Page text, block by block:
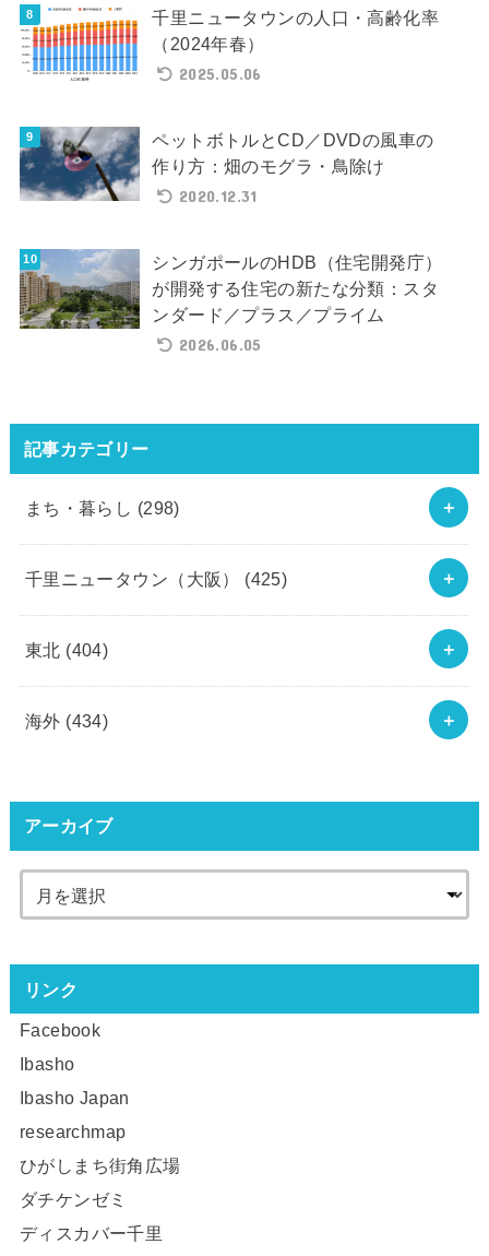
千里ニュータウンの人口・高齢化率
（2024年春）
2025.05.06
ペットボトルとCD／DVDの風車の
作り方：畑のモグラ・鳥除け
2020.12.31
シンガポールのHDB（住宅開発庁）
が開発する住宅の新たな分類：スタ
ンダード／プラス／プライム
2026.06.05
記事カテゴリー
まち・暮らし (298)
千里ニュータウン（大阪） (425)
東北 (404)
海外 (434)
アーカイブ
リンク
Facebook
Ibasho
Ibasho Japan
researchmap
ひがしまち街角広場
ダチケンゼミ
ディスカバー千里